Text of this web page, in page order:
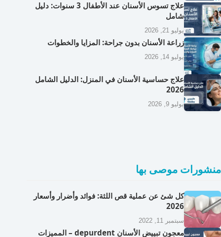
علاج تسوس الأسنان عند الأطفال 3 سنوات: دليل
شامل
يوليو 21, 2026
زراعة الأسنان بدون جراحة: المزايا والخطوات
يوليو 14, 2026
علاج حساسية الأسنان في المنزل: الدليل الشامل
2026
يوليو 9, 2026
منشورات موصى بها
كل شئ عن عملية قص اللثة: فوائد وأضرار وأسعار
2026
سبتمبر 11, 2022
معجون تبييض الأسنان depurdent – المميزات